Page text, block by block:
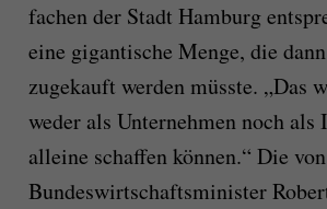
fachen der Stadt Hamburg
eine gigantische Menge, die
zugekauft werden müsste. „Das
weder als Unternehmen noch als
alleine schaffen können.“ Die von
Bundeswirtschaftsminister